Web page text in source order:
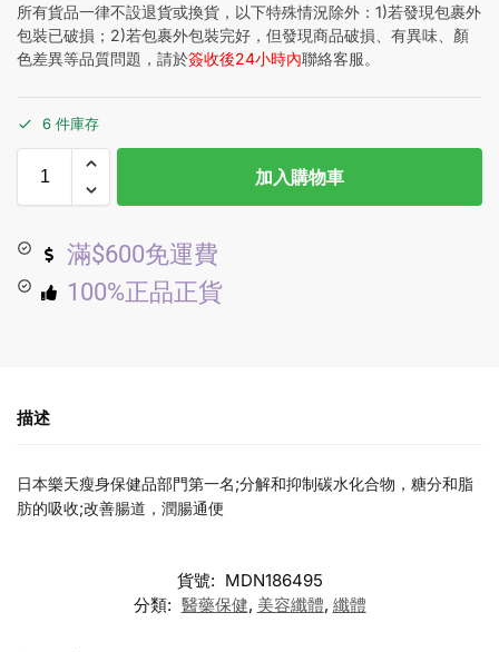
所有貨品一律不設退貨或換貨，以下特殊情況除外：1)若發現包裹外
包裝已破損；2)若包裹外包裝完好，但發現商品破損、有異味、顏
色差異等品質問題，請於簽收後24小時內聯絡客服。
6 件庫存
加入購物車
滿$600免運費
100%正品正貨
描述
日本樂天瘦身保健品部門第一名;分解和抑制碳水化合物，糖分和脂
肪的吸收;改善腸道，潤腸通便
貨號: MDN186495
分類: 醫藥保健, 美容纖體, 纖體